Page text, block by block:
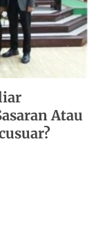
Atau